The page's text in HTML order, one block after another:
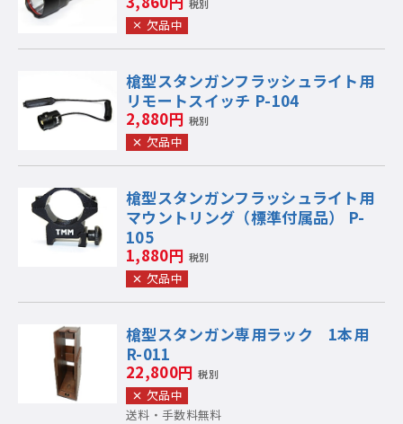
税別
欠品中
槍型スタンガンフラッシュライト用
リモートスイッチ P-104
2,880円 税別
欠品中
槍型スタンガンフラッシュライト用
マウントリング（標準付属品） P-
105
1,880円 税別
欠品中
槍型スタンガン専用ラック 1本用
R-011
22,800円 税別
欠品中
送料・手数料無料